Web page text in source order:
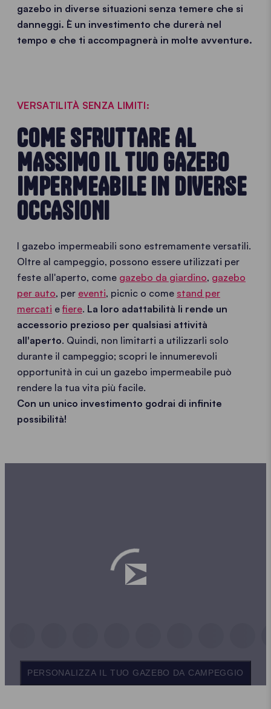
gazebo in diverse situazioni senza temere che si
danneggi. È un investimento che durerà nel
tempo e che ti accompagnerà in molte avventure.
VERSATILITÀ SENZA LIMITI:
COME SFRUTTARE AL
MASSIMO IL TUO GAZEBO
IMPERMEABILE IN DIVERSE
OCCASIONI
I gazebo impermeabili sono estremamente versatili.
Oltre al campeggio, possono essere utilizzati per
feste all'aperto, come gazebo da giardino, gazebo
per auto, per eventi, picnic o come stand per
mercati e fiere. La loro adattabilità li rende un
accessorio prezioso per qualsiasi attività
all'aperto. Quindi, non limitarti a utilizzarli solo
durante il campeggio; scopri le innumerevoli
opportunità in cui un gazebo impermeabile può
rendere la tua vita più facile.
Con un unico investimento godrai di infinite
possibilità!
PERSONALIZZA IL TUO GAZEBO DA CAMPEGGIO